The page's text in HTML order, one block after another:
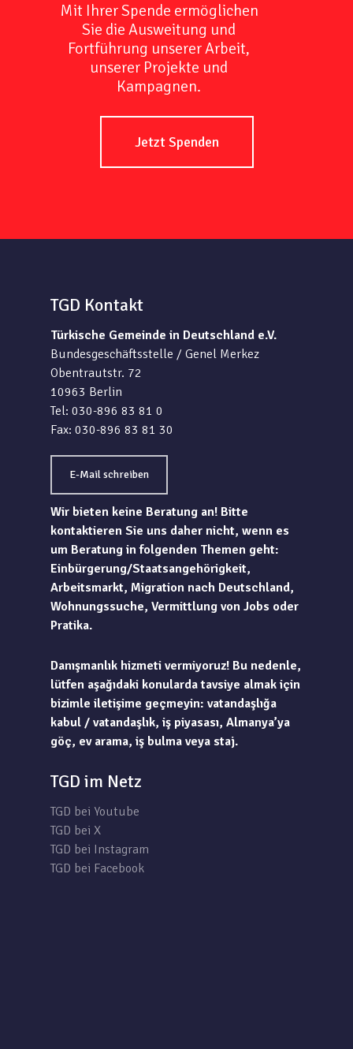
Mit Ihrer Spende ermöglichen
Sie die Ausweitung und
Fortführung unserer Arbeit,
unserer Projekte und
Kampagnen.
Jetzt Spenden
TGD Kontakt
Türkische Gemeinde in Deutschland e.V.
Bundesgeschäftsstelle / Genel Merkez
Obentrautstr. 72
10963 Berlin
Tel: 030-896 83 81 0
Fax: 030-896 83 81 30
E-Mail schreiben
Wir bieten keine Beratung an! Bitte
kontaktieren Sie uns daher nicht, wenn es
um Beratung in folgenden Themen geht:
Einbürgerung/Staatsangehörigkeit,
Arbeitsmarkt, Migration nach Deutschland,
Wohnungssuche, Vermittlung von Jobs oder
Pratika.
Danışmanlık hizmeti vermiyoruz! Bu nedenle,
lütfen aşağıdaki konularda tavsiye almak için
bizimle iletişime geçmeyin: vatandaşlığa
kabul / vatandaşlık, iş piyasası, Almanya’ya
göç, ev arama, iş bulma veya staj.
TGD im Netz
TGD bei Youtube
TGD bei X
TGD bei Instagram
TGD bei Facebook